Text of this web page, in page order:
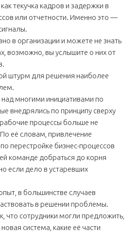
текучка кадров и задержки в
или отчетности. Именно это —
в организации и можете не знать
возможно, вы услышите о них от
штурм для решения наиболее
многими инициативами по
внедрялись по принципу сверху
процессы больше не
её словам, привлечение
перестройке бизнес-процессов
команде добраться до корня
если дело в устаревших
в большинстве случаев
в решении проблемы.
что сотрудники могли предложить,
система, какие её части